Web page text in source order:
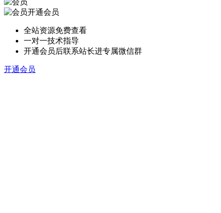
开通会员
全站资源免费查看
一对一技术指导
开通会员后联系站长进专属微信群
开通会员